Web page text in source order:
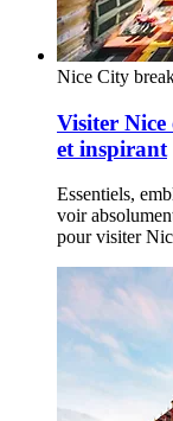
Nice City
Visiter
et inspirant
Essentiels,
voir
pour visiter